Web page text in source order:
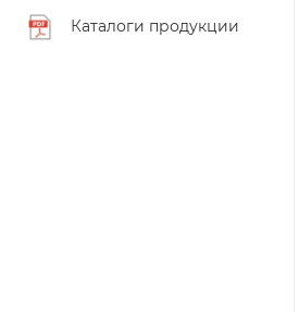
Каталоги продукции